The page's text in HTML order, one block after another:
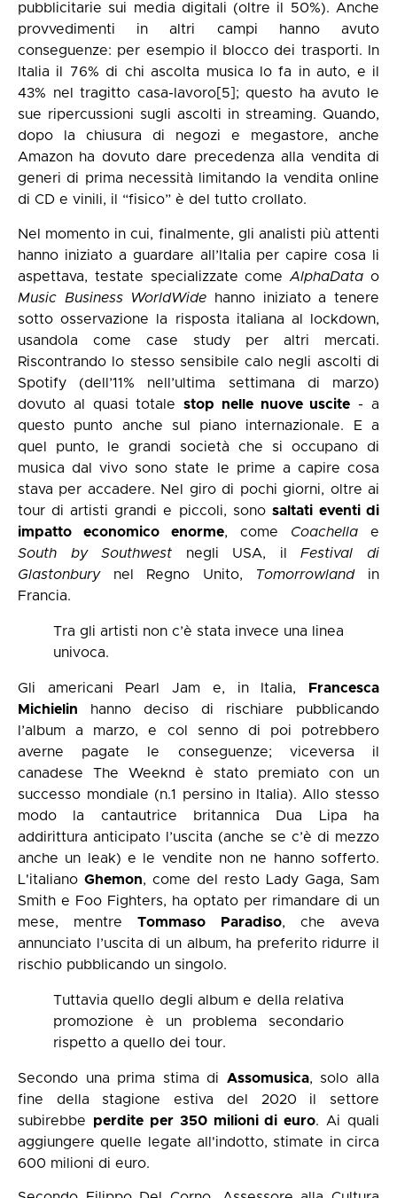
pubblicitarie sui media digitali (oltre il 50%). Anche
provvedimenti in altri campi hanno avuto
conseguenze: per esempio il blocco dei trasporti. In
Italia il 76% di chi ascolta musica lo fa in auto, e il
43% nel tragitto casa-lavoro[5] ; questo ha avuto le
sue ripercussioni sugli ascolti in streaming. Quando,
dopo la chiusura di negozi e megastore, anche
Amazon ha dovuto dare precedenza alla vendita di
generi di prima necessità limitando la vendita online
di CD e vinili, il “fisico” è del tutto crollato.
Nel momento in cui, finalmente, gli analisti più attenti
hanno iniziato a guardare all’Italia per capire cosa li
aspettava, testate specializzate comeAlphaData o
Music Business WorldWide hanno iniziato a tenere
sotto osservazione la risposta italiana al lockdown,
usandola come case study per altri mercati.
Riscontrando lo stesso sensibile calo negli ascolti di
Spotify (dell’11% nell’ultima settimana di marzo)
dovuto al quasi totalestop nelle nuove uscite - a
questo punto anche sul piano internazionale. E a
quel punto, le grandi società che si occupano di
musica dal vivo sono state le prime a capire cosa
stava per accadere. Nel giro di pochi giorni, oltre ai
tour di artisti grandi e piccoli, sono saltati eventi di
impatto economico enorme, come Coachella e
South
by Southwest negli USA, ilFestival
di
Glastonburynel Regno Unito, Tomorrowlandin
Francia.
Tra gli artisti non c’è stata invece una linea
univoca.
Gli americani Pearl Jam e, in Italia,
Francesca
Michielin hanno deciso di rischiare pubblicando
l’album a marzo, e col senno di poi potrebbero
averne pagate le conseguenze; viceversa il
canadese The Weeknd è stato premiato con un
successo mondiale (n.1 persino in Italia). Allo stesso
modo la cantautrice britannica Dua Lipa ha
addirittura anticipato l’uscita (anche se c’è di mezzo
anche un leak) e le vendite non ne hanno sofferto.
L'italiano Ghemon, come del resto Lady Gaga, Sam
Smith e Foo Fighters, ha optato per rimandare di un
mese, mentre Tommaso Paradiso, che aveva
annunciato l’uscita di un album, ha preferito ridurre il
rischio pubblicando un singolo.
Tuttavia quello degli album e della relativa
promozione è un problema secondario
rispetto a quello dei tour.
Secondo una prima stima di Assomusica, solo alla
fine della stagione estiva del 2020 il settore
subirebbe perdite per 350 milioni di euro. Ai quali
aggiungere quelle legate all'indotto, stimate in circa
600 milioni di euro.